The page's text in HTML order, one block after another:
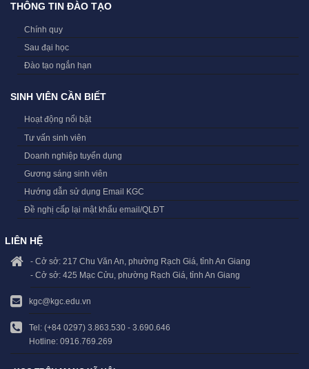
THÔNG TIN ĐÀO TẠO
Chính quy
Sau đại học
Đào tạo ngắn hạn
SINH VIÊN CẦN BIẾT
Hoạt động nổi bật
Tư vấn sinh viên
Doanh nghiệp tuyển dụng
Gương sáng sinh viên
Hướng dẫn sử dụng Email KGC
Đề nghị cấp lại mật khẩu email/QLĐT
LIÊN HỆ
- Cở sở: 217 Chu Văn An, phường Rạch Giá, tỉnh An Giang
- Cở sở: 425 Mạc Cửu, phường Rạch Giá, tỉnh An Giang
kgc@kgc.edu.vn
Tel: (+84 0297) 3.863.530 - 3.690.646
Hotline: 0916.769.269